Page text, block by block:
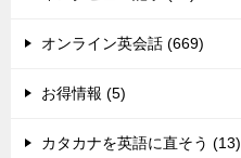
オンライン英会話 (669)
お得情報 (5)
カタカナを英語に直そう (13)